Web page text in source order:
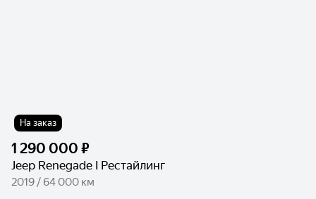
На заказ
1 290 000 ₽
Jeep Renegade I Рестайлинг
2019 / 64 000 км